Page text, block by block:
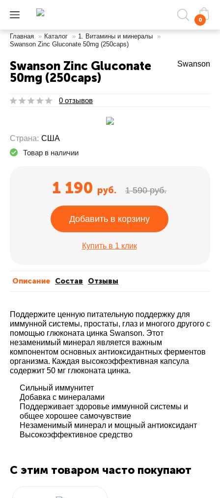
0
Главная » Каталог » 1. Витамины и минералы
»
Swanson Zinc Gluconate 50mg (250caps)
Swanson Zinc Gluconate
50mg (250caps)
Swanson
0 отзывов
Страна: США
Товар в наличии
1 190 руб. 1 590 руб.
Добавить в корзину
Купить в 1 клик
Описание Cостав Отзывы
Поддержите ценную питательную поддержку для
иммунной системы, простаты, глаз и многого другого с
помощью глюконата цинка Swanson. Этот
незаменимый минерал является важным
компонентом основных антиоксидантных ферментов
организма. Каждая высокоэффективная капсула
содержит 50 мг глюконата цинка.
Сильный иммунитет
Добавка с минералами
Поддерживает здоровье иммунной системы и
общее хорошее самочувствие
Незаменимый минерал и мощный антиоксидант
Высокоэффективное средство
С этим товаром часто покупают